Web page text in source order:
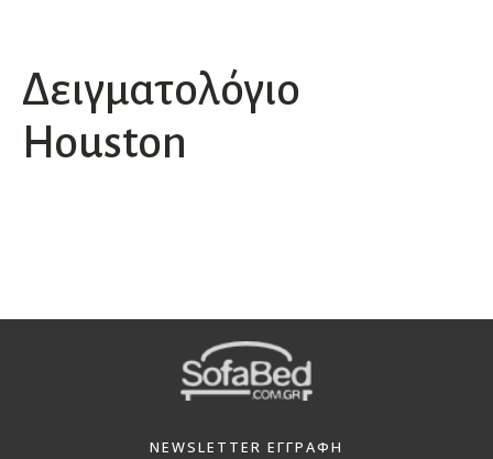
Δειγματολόγιο
Houston
NEWSLETTER ΕΓΓΡΑΦΗ